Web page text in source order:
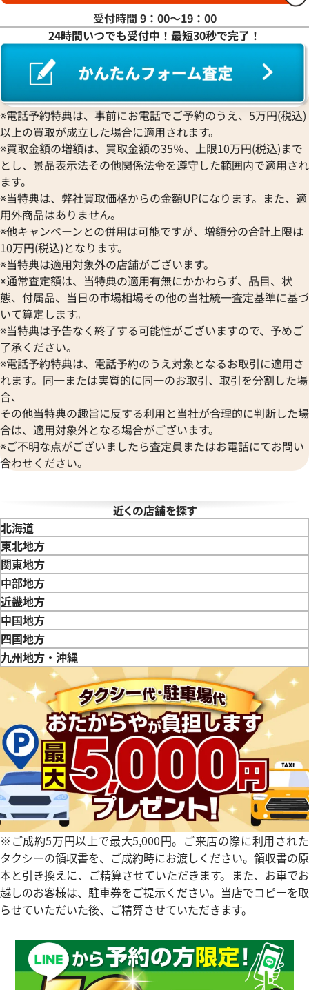
イトジャスト 41 126303G
格
点の参考買取価格です
ロレックス デイトジャスト
ルド
参考買取価格
1,654,000円
※2025年9月9日時点の参考買
デイトジャスト 126303 ゴ
格
日時点の参考買取価格です
ロレックス デイトジャスト
レート文字盤
3,110,000円
※2026年3月時点の参考買取価
イトジャスト 41 126331 チ
字盤
格
点の参考買取価格です
クゴールド
参考買取価格
2,843,000円
※2026年2月9日時点の参考買
イトジャスト 126331G 10P
インデックス
ロレックス デイトジャスト
チョコレート文字盤
EBERHARD
エベラール
EBEL
エベル
EPOS
Hermes
エルメス
OMEGA
オメガ
ORIENT
オリエント
ORIS
オリス
Audemars Piguet
オーデマ ピゲ
Vacheron Constantin
ヴァシュロン・コンスタンタン
Van Cleef & Arpels
ヴァンクリーフ＆アーペル
Versace
ヴェルサーチ
Wempe
ヴェンペ
グランドセイコー
CORUM
コルム
Concord
コンコルド
ジャケ・ドロー
Girard-Perregaux
ジラール・ペルゴ
Sinn
ジン
STOWA
ストーヴァ
SEIKO
セイコー
CENTURY
センチュリー
ZENITH
ゼニス
FRANCK MULLER
フランク ミュラー
BOUCHERON
ブシュロン
BREITLING
ブライトリング
Blancpain
ブランパン
BVLGARI
ブルガリ
Breguet
ブレゲ
BULOVA
ブローバ
Bell & Ross
ベル＆ロス
BAUME＆MERCIER
ボーム＆メルシエ
BALL Watch
ボール ウォッチ
ROLEX
ロレックス
LONGINES
ロンジン
受付時間 9：00〜19：00
24時間いつでも受付中！最短30秒で完了！
※電話予約特典は、事前にお電話でご予約のうえ、5万円(税込)
以上の買取が成立した場合に適用されます。
※買取金額の増額は、買取金額の35％、上限10万円(税込)まで
とし、景品表示法その他関係法令を遵守した範囲内で適用され
ます。
※当特典は、弊社買取価格からの金額UPになります。また、適
用外商品はありません。
※他キャンペーンとの併用は可能ですが、増額分の合計上限は
10万円(税込)となります。
※当特典は適用対象外の店舗がございます。
※通常査定額は、当特典の適用有無にかかわらず、品目、状
態、付属品、当日の市場相場その他の当社統一査定基準に基づ
いて算定します。
※当特典は予告なく終了する可能性がございますので、予めご
了承ください。
※電話予約特典は、電話予約のうえ対象となるお取引に適用さ
れます。同一または実質的に同一のお取引、取引を分割した場
合、
その他当特典の趣旨に反する利用と当社が合理的に判断した場
合は、適用対象外となる場合がございます。
※ご不明な点がございましたら査定員またはお電話にてお問い
合わせください。
近くの店舗を探す
北海道
東北地方
青森県岩手県
関東地方
東京都神奈川県
中部地方
新潟県富山県
近畿地方
三重県滋賀県
中国地方
鳥取県島根県
四国地方
徳島県香川県愛媛県
九州地方・沖縄
福岡県
佐賀県 長崎県 熊本県大分県宮崎県鹿児島県
※ご成約5万円以上で最大5,000円。ご来店の際に利用された
タクシーの領収書を、ご成約時にお渡しください。領収書の原
本と引き換えに、ご精算させていただきます。また、お車でお
越しのお客様は、駐車券をご提示ください。当店でコピーを取
らせていただいた後、ご精算させていただきます。